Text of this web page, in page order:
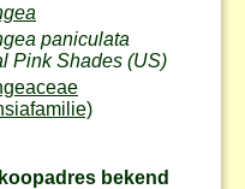
paniculata
Pink Shades (US)
bekend